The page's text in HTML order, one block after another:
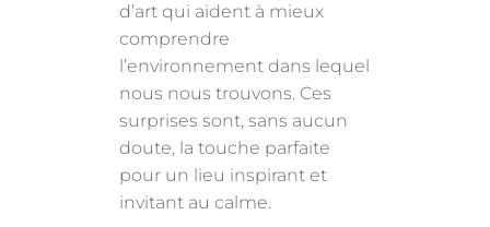
d’art qui aident à mieux
comprendre
l’environnement dans lequel
nous nous trouvons. Ces
surprises sont, sans aucun
doute, la touche parfaite
pour un lieu inspirant et
invitant au calme.